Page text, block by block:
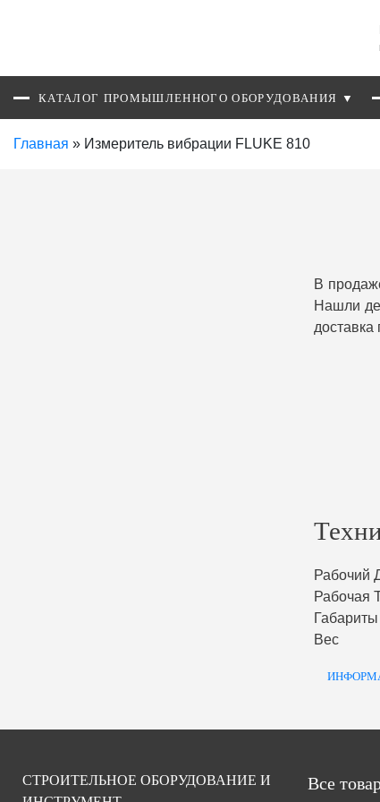
КАТАЛОГ ПРОМЫШЛЕННОГО ОБОРУДОВАНИЯ ▼
Главная » Измеритель вибрации FLUKE 810
В
Нашли
Рабочий
Рабочая
Габариты
Вес
СТРОИТЕЛЬНОЕ ОБОРУДОВАНИЕ И
Все